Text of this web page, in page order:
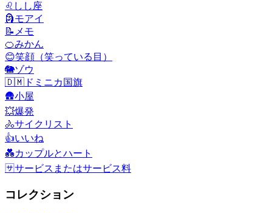
♌ しし座
🗿モアイ
📝 メモ
🍊みかん
😊笑顔（笑っている目）
🐘ゾウ
🇩🇲 ドミニカ国旗
🛖小屋
💥爆発
🚴サイクリスト
👍いいね
💑カップルとハート
🈂️サービスまたはサービス料
コレクション